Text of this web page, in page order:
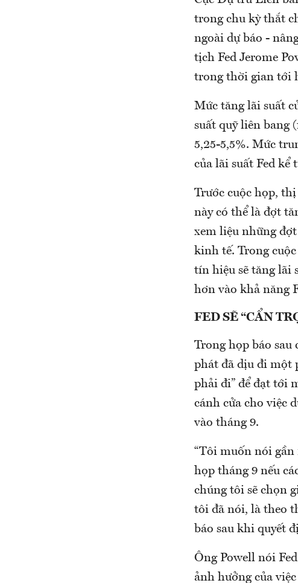
trong chu kỳ thắt
ngoài dự báo -
tịch Fed Jerome
trong thời gian tới
Mức tăng lãi suất
suất quỹ liên bang
5,25-5,5%. Mức
của lãi suất Fed kể
Trước cuộc họp,
này có thể là đợt
xem liệu những
kinh tế. Trong
tín hiệu sẽ tăng lãi
hơn vào khả năng
FED SẼ “CẨN
Trong họp báo sau
phát đã dịu đi một
phải đi” để đạt tới
cánh cửa cho việc
vào tháng 9.
“Tôi muốn nói gần
họp tháng 9 nếu
chúng tôi sẽ chọn
tôi đã nói, là theo
báo sau khi quyết
Ông Powell nói
ảnh hưởng của